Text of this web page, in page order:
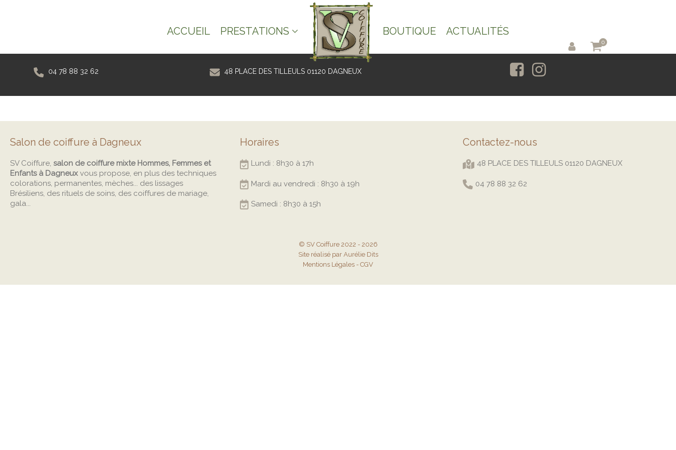
ACCUEIL PRESTATIONS BOUTIQUE ACTUALITÉS
0
04 78 88 32 62 48 PLACE DES TILLEULS 01120 DAGNEUX
Salon de coiffure à Dagneux
SV Coiffure, salon de coiffure mixte Hommes, Femmes et
Enfants à Dagneux vous propose, en plus des techniques
colorations, permanentes, mèches... des lissages
Brésiliens, des rituels de soins, des coiffures de mariage,
gala...
Horaires
Lundi : 8h30 à 17h
Mardi au vendredi : 8h30 à 19h
Samedi : 8h30 à 15h
Contactez-nous
48 PLACE DES TILLEULS 01120 DAGNEUX
04 78 88 32 62
© SV Coiffure 2022 - 2026
Site réalisé par Aurélie Dits
Mentions Légales - CGV